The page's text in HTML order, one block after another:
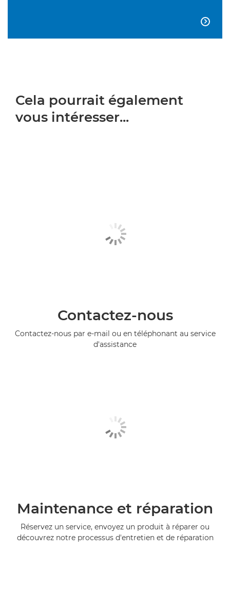

Cela pourrait également
vous intéresser...
Contactez-nous
Contactez-nous par e-mail ou en téléphonant au service
d'assistance
Maintenance et réparation
Réservez un service, envoyez un produit à réparer ou
découvrez notre processus d'entretien et de réparation